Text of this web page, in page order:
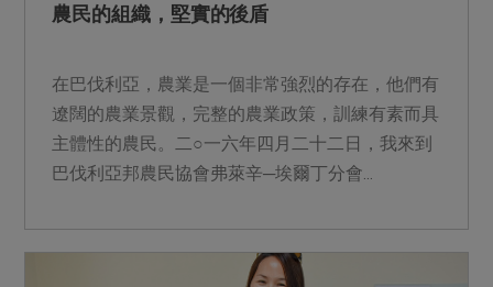
農民的組織，堅實的後盾
在巴伐利亞，農業是一個非常強烈的存在，他們有
遼闊的農業景觀，完整的農業政策，訓練有素而具
主體性的農民。二○一六年四月二十二日，我來到
巴伐利亞邦農民協會弗萊辛─埃爾丁分會...